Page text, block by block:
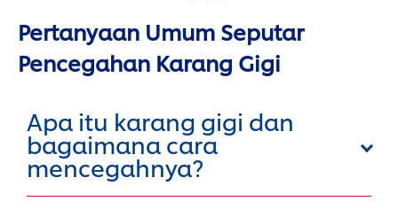
Pertanyaan Umum Seputar
Pencegahan Karang Gigi
Apa itu karang gigi dan
bagaimana cara
mencegahnya?